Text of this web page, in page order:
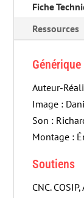
Fiche
Ressources
Générique
Auteur-
Image :
Son :
Montage :
Soutiens
CNC.